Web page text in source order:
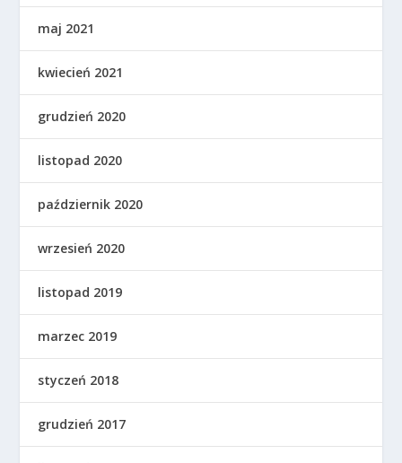
maj 2021
kwiecień 2021
grudzień 2020
listopad 2020
październik 2020
wrzesień 2020
listopad 2019
marzec 2019
styczeń 2018
grudzień 2017